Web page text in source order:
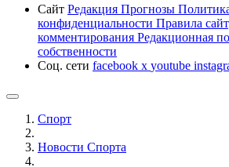
Сайт Редакция Прогнозы
конфиденциальности Правила
комментирования Редакционная
собственности
Соц. сети facebook x youtube
Спорт
Новости Cпорта